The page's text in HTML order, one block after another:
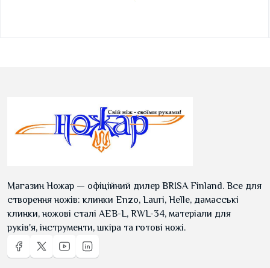
Магазин Ножар — офіційний дилер BRISA Finland. Все для
створення ножів: клинки Enzo, Lauri, Helle, дамасські
клинки, ножові сталі AEB-L, RWL-34, матеріали для
руків'я, інструменти, шкіра та готові ножі.